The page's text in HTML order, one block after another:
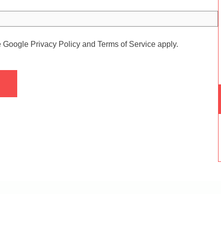
Google Privacy Policy and Terms of Service apply.